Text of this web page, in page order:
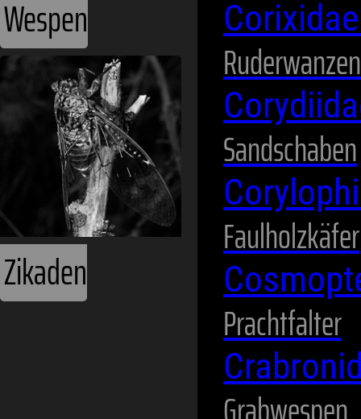
Wespen
Zikaden
Ruderwanzen
Sandschaben
Faulholzkäfer
Prachtfalter